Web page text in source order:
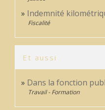
Indemnité
Fiscalité
Et aussi
Dans la fonction
Travail - Formation